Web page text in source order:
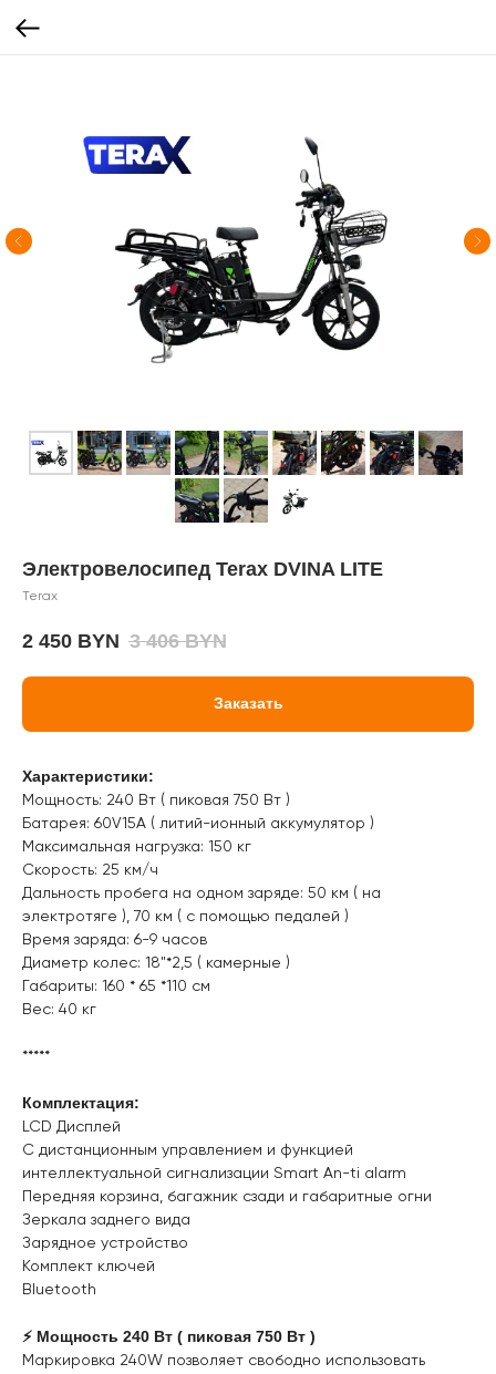
Электровелосипед Terax DVINA LITE
Terax
2 450 BYN 3 406 BYN
Заказать
Характеристики:
Мощность: 240 Вт ( пиковая 750 Вт )
Батарея: 60V15A ( литий-ионный аккумулятор )
Максимальная нагрузка: 150 кг
Скорость: 25 км/ч
Дальность пробега на одном заряде: 50 км ( на
электротяге ), 70 км ( с помощью педалей )
Время заряда: 6-9 часов
Диаметр колес: 18"*2,5 ( камерные )
Габариты: 160 * 65 *110 см
Вес: 40 кг
*****
Комплектация:
LCD Дисплей
С дистанционным управлением и функцией
интеллектуальной сигнализации Smart An-ti alarm
Передняя корзина, багажник сзади и габаритные огни
Зеркала заднего вида
Зарядное устройство
Комплект ключей
Bluetooth
⚡️ Мощность 240 Вт ( пиковая 750 Вт )
Маркировка 240W позволяет свободно использовать